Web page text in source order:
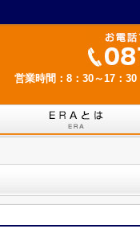
営業時間：8：30～17：30